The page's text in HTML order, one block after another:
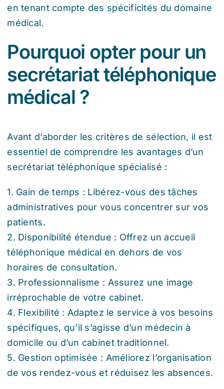
en tenant compte des spécificités du domaine
médical.
Pourquoi opter pour un
secrétariat téléphonique
médical ?
Avant d’aborder les critères de sélection, il est
essentiel de comprendre les avantages d’un
secrétariat téléphonique spécialisé :
1. Gain de temps : Libérez-vous des tâches
administratives pour vous concentrer sur vos
patients.
2. Disponibilité étendue : Offrez un accueil
téléphonique médical en dehors de vos
horaires de consultation.
3. Professionnalisme : Assurez une image
irréprochable de votre cabinet.
4. Flexibilité : Adaptez le service à vos besoins
spécifiques, qu’il s’agisse d’un médecin à
domicile ou d’un cabinet traditionnel.
5. Gestion optimisée : Améliorez l’organisation
de vos rendez-vous et réduisez les absences.